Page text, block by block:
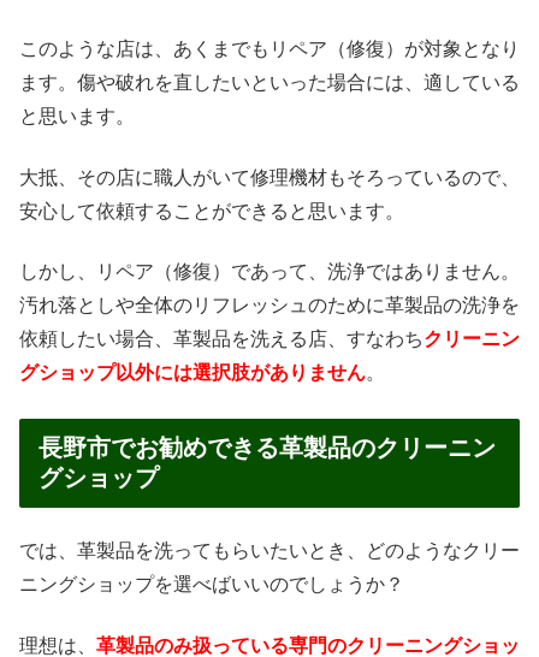
このような店は、あくまでもリペア（修復）が対象となり
ます。傷や破れを直したいといった場合には、適している
と思います。
大抵、その店に職人がいて修理機材もそろっているので、
安心して依頼することができると思います。
しかし、リペア（修復）であって、洗浄ではありません。
汚れ落としや全体のリフレッシュのために革製品の洗浄を
依頼したい場合、革製品を洗える店、すなわちクリーニン
グショップ以外には選択肢がありません。
長野市でお勧めできる革製品のクリーニン
グショップ
では、革製品を洗ってもらいたいとき、どのようなクリー
ニングショップを選べばいいのでしょうか？
理想は、 革製品のみ扱っている専門のクリーニングショッ